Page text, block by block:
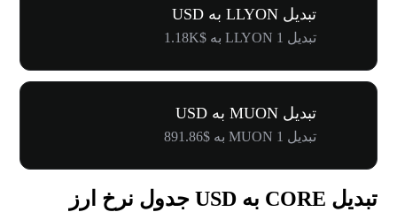
تبدیل LLYON به USD
تبدیل 1 LLYON به $1.18K
تبدیل MUON به USD
تبدیل 1 MUON به $891.86
تبدیل CORE به USD جدول نرخ ارز